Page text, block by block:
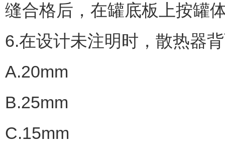
缝合格后，在罐底板上按罐
6.在设计未注明时，散热器
A.20mm
B.25mm
C.15mm